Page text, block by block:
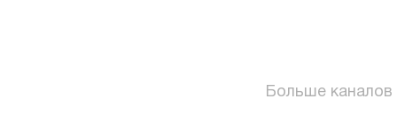
Больше каналов